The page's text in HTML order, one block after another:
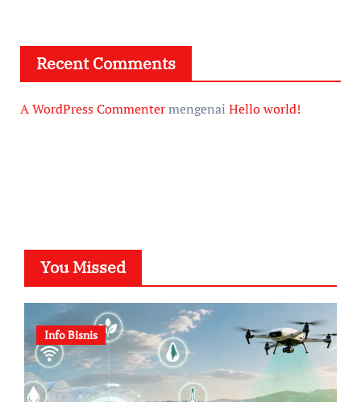
Recent Comments
A WordPress Commentermengenai Hello world!
You Missed
Info Bisnis